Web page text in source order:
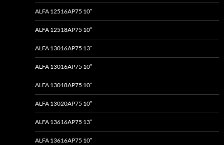
ALFA 12516AP75 10″
ALFA 12518AP75 10″
ALFA 13016AP75 13″
ALFA 13016AP75 10″
ALFA 13018AP75 10″
ALFA 13020AP75 10″
ALFA 13616AP75 13″
ALFA 13616AP75 10″